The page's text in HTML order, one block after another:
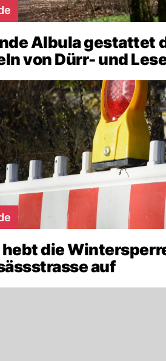
Albula gestattet
von Dürr- und
die
auf